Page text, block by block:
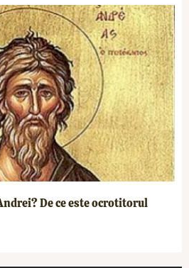
De ce este ocrotitorul